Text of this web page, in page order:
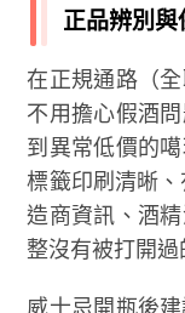
正品辨別與
在正規通路（
不用擔心假酒
到異常低價的
標籤印刷清晰
造商資訊、酒
整沒有被打開過
威士忌開瓶後